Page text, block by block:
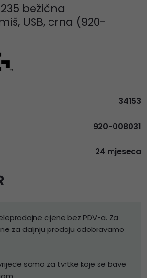
bežična
USB, crna (920-
34153
920-008031
24 mjeseca
cijene bez PDV-a. Za
za daljnju prodaju odobravamo
samo za tvrtke koje se bave